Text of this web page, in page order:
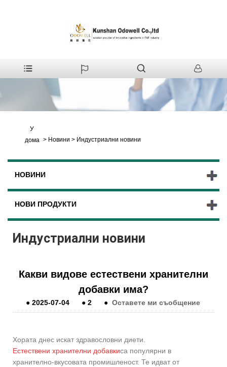
У
дома > Новини > Индустриални новини
НОВИНИ
НОВИ ПРОДУКТИ
Индустриални новини
Какви видове естествени хранителни
добавки има?
●2025-07-04 ●2 ● Оставете ми съобщение
Хората днес искат здравословни диети.
Естествени хранителни добавкиса популярни в
хранително-вкусовата промишленост. Те идват от